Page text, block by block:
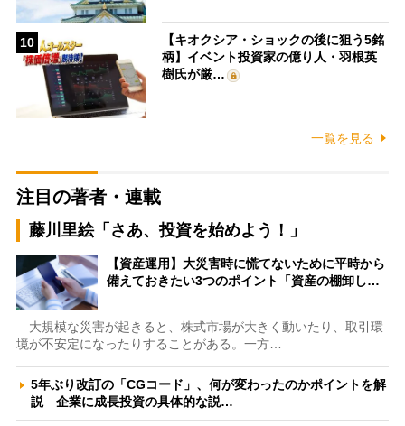
10
【キオクシア・ショックの後に狙う5銘
柄】イベント投資家の億り人・羽根英
樹氏が厳…
一覧を見る
注目の著者・連載
藤川里絵「さあ、投資を始めよう！」
【資産運用】大災害時に慌てないために平時から
備えておきたい3つのポイント「資産の棚卸し…
大規模な災害が起きると、株式市場が大きく動いたり、取引環
境が不安定になったりすることがある。一方…
5年ぶり改訂の「CGコード」、何が変わったのかポイントを解
説 企業に成長投資の具体的な説…